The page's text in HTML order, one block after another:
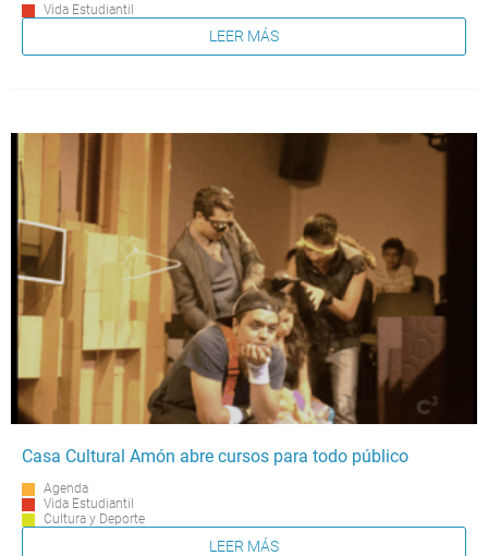
Vida Estudiantil
LEER MÁS
Casa Cultural Amón abre cursos para todo público
Agenda
Vida Estudiantil
Cultura y Deporte
LEER MÁS